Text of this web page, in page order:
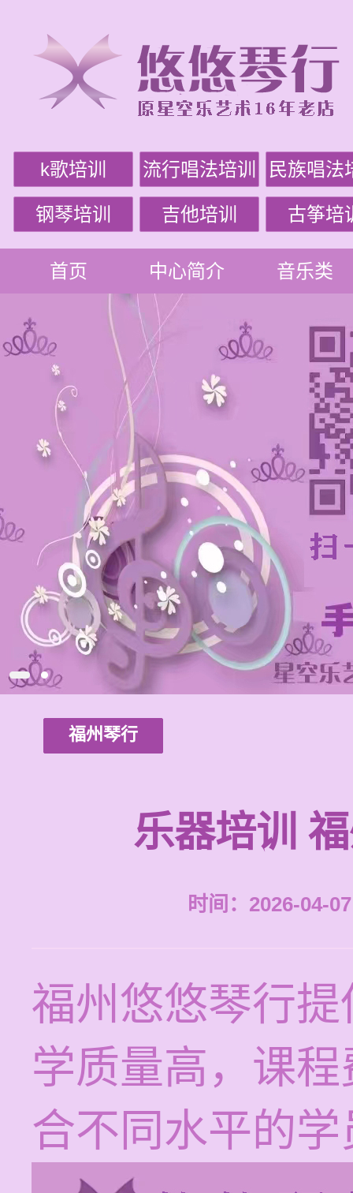
k歌培训 流行唱法培训 民族唱法
钢琴培训 吉他培训 古筝培
首页 中心简介 音乐类
福州琴行
乐器培训
时间：2026-04-
福州悠悠琴行
学质量高，课
合不同水平的学